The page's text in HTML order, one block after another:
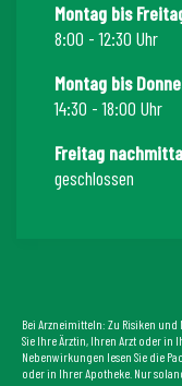
Montag bis
8:00 - 12:30 Uhr
Montag bis
14:30 - 18:00 Uhr
Freitag
geschlossen
Bei Arzneimitteln: Zu Risiken
Sie Ihre Ärztin, Ihren Arzt oder in
Nebenwirkungen lesen Sie die
oder in Ihrer Apotheke. Nur